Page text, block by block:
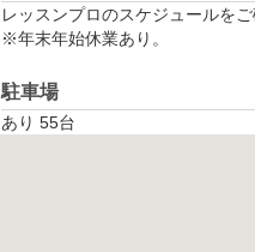
レッスンプロのスケジュールをご
※年末年始休業あり。
駐車場
あり 55台